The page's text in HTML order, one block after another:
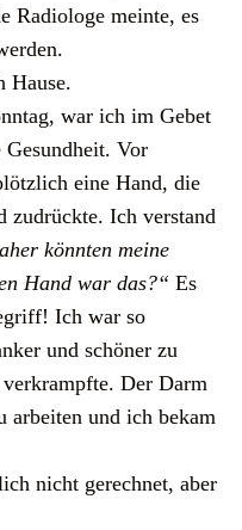
Radiologe meinte, es
Hause.
war ich im Gebet
Vor
eine Hand, die
zudrückte. Ich verstand
könnten meine
Hand war das?“ Es
Ich war so
und schöner zu
Der Darm
arbeiten und ich bekam
nicht gerechnet, aber